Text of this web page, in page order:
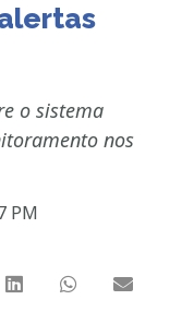
o sistema
nos
PM